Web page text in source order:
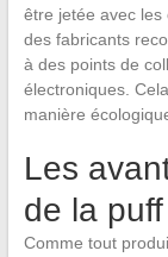
être jetée avec
des fabricants
à des points de
électroniques.
manière
Les
de la
Comme tout